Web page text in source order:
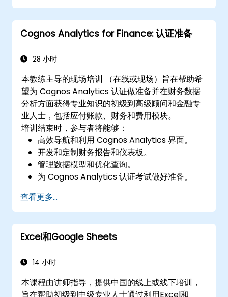
Cognos Analytics for Finance: 认证准备
28 小时
本教练主导的现场培训 （在线或现场）旨在帮助希
望为 Cognos Analytics 认证做准备并在财务数据
分析方面获得专业知识的初级到高级顾问和金融专
业人士，包括应付账款、财务和费用模块。
培训结束时，参与者将能够：
高效导航和利用 Cognos Analytics 界面。
开发和定制财务报告和仪表板。
管理数据模型和优化查询。
为 Cognos Analytics 认证考试做好准备。
查看更多...
Excel和Google Sheets
14 小时
本课程由讲师指导，提供中国的线上或线下培训，
旨在帮助初级到中级专业人士通过利用Excel和